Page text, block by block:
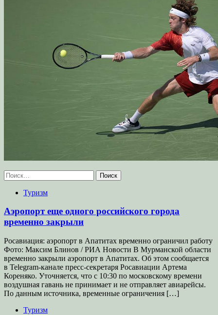
Найти:
Туризм
Аэропорт еще одного российского города
временно закрыли
Росавиация: аэропорт в Апатитах временно ограничил работу
Фото: Максим Блинов / РИА Новости В Мурманской области
временно закрыли аэропорт в Апатитах. Об этом сообщается
в Telegram-канале пресс-секретаря Росавиации Артема
Кореняко. Уточняется, что с 10:30 по московскому времени
воздушная гавань не принимает и не отправляет авиарейсы.
По данным источника, временные ограничения […]
Туризм